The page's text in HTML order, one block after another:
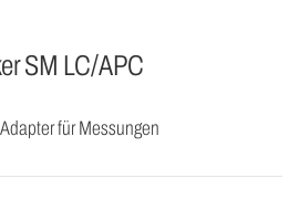
SM LC/APC
für Messungen